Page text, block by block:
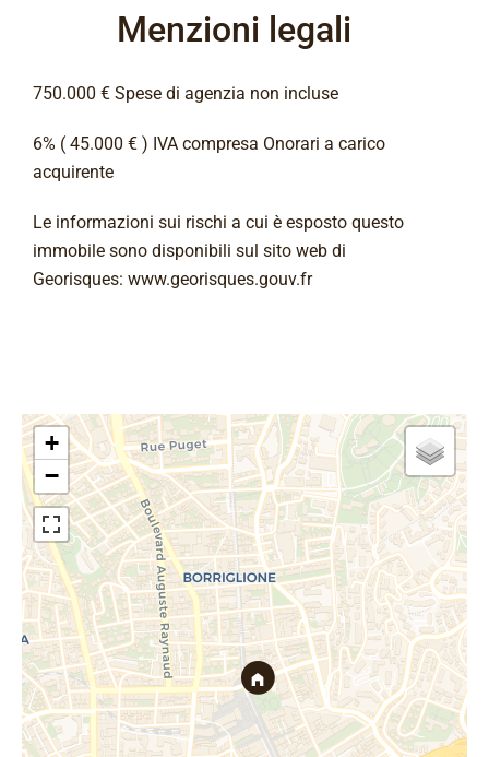
Menzioni legali
750.000 € Spese di agenzia non incluse
6% ( 45.000 € ) IVA compresa Onorari a carico
acquirente
Le informazioni sui rischi a cui è esposto questo
immobile sono disponibili sul sito web di
Georisques: www.georisques.gouv.fr
+
−